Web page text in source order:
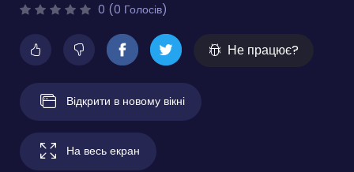
0 (0 Голосів)
Не працює?
Відкрити в новому вікні
На весь екран